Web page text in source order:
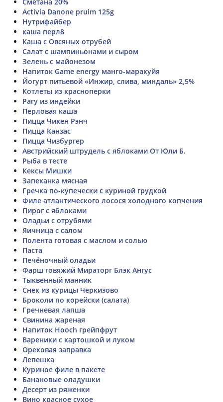
Activia Danone pruim 125g
Нутрифайбер
каша перл8
Каша с Овсяных отрубей
Салат с шампиньонами и сыром
Зелень с майонезом
Напиток Game energy манго-маракуйя
Йогурт питьевой «Инжир, слива, миндаль» 2,5%
Котлеты из красноперки
Рагу из индейки
Перловая каша
Пицца Чикен Рэнч
Пицца Канзас
Пицца Чизбургер
Австрийский штрудель с яблоками От Юли Б.
Рыба в тесте
Кексы Мишки
Запеканка мясная
Гречка по-купечески с куриной грудкой
Филе атлантического лосося холодного копчения
Пирог с яблоками
Оладьи с отрубями
Яичница с салом
Полента готовая с маслом и солью
Паста
Печёночный оладьи
Фарш говяжий Мираторг Блэк Ангус
Тыквенный манник
Снек из курицы Черкизово
Броколи по корейски (салата)
Гречневая лапша
Свинина жареная
Напиток Hooch грейпфрут
Вареники с картошкой и луком
Ореховая заправка
Лепешка
Куриное филе в пакете
Банановые оладушки
Десерт из ряженки
Вино красное сухое